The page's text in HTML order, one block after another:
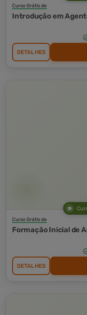
Curso Grátis de
Introdução em
DETALHES
Curso Grátis de
Formação Inicial de
DETALHES